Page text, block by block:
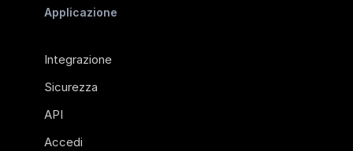
Applicazione
Integrazione
Sicurezza
API
Accedi